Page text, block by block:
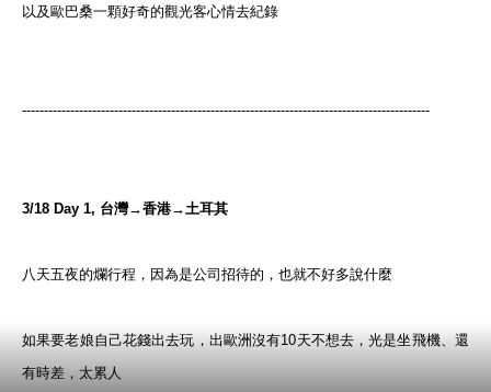
以及歐巴桑一顆好奇的觀光客心情去紀錄
---------------------------------------------------------------------------------------------
3/18 Day 1, 台灣→香港→土耳其
八天五夜的爛行程 ， 因為是公司招待的，也就不好多說什麼
如果要老娘自己花錢出去玩 ，出歐洲沒有10天不想去 ，光是坐飛機、還
有時差 ， 太累人